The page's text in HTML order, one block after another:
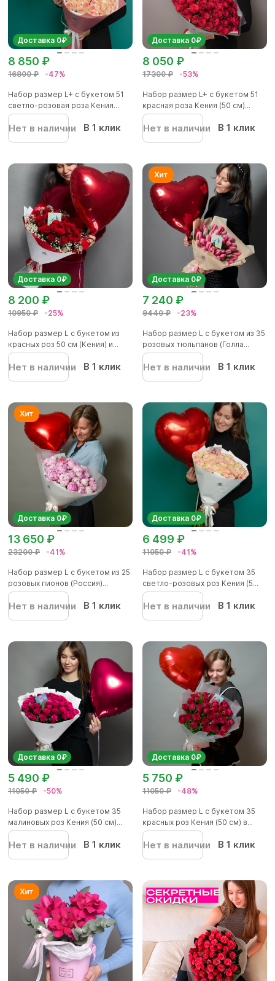
Доставка 0₽
16800 ₽ -47%
8 850 ₽
Набор размер L+ с букетом 51
светло-розовая роза Кения...
Нет в наличии В 1 клик
Доставка 0₽
17300 ₽ -53%
8 050 ₽
Набор размер L+ с букетом 51
красная роза Кения (50 см)...
Нет в наличии В 1 клик
Доставка 0₽
10950 ₽ -25%
8 200 ₽
Набор размер L с букетом из
красных роз 50 см (Кения) и...
Нет в наличии В 1 клик
Доставка 0₽
9440 ₽ -23%
7 240 ₽
Набор размер L с букетом из 35
розовых тюльпанов (Голла...
Нет в наличии В 1 клик
Доставка 0₽
23200 ₽ -41%
13 650 ₽
Набор размер L с букетом из 25
розовых пионов (Россия)...
Нет в наличии В 1 клик
Доставка 0₽
11050 ₽ -41%
6 499 ₽
Набор размер L с букетом 35
светло-розовых роз Кения (5...
Нет в наличии В 1 клик
Доставка 0₽
11050 ₽ -50%
5 490 ₽
Набор размер L с букетом 35
малиновых роз Кения (50 см)...
Нет в наличии В 1 клик
Доставка 0₽
11050 ₽ -48%
5 750 ₽
Набор размер L с букетом 35
красных роз Кения (50 см) в...
Нет в наличии В 1 клик